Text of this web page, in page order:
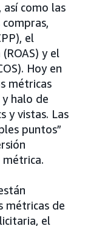
así como las
el
y el
Hoy en
métricas
halo de
y vistas. Las
puntos”
métricas de
el